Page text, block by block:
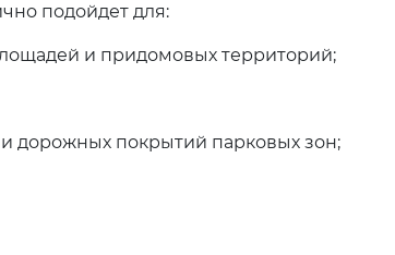
подойдет для:
и придомовых территорий;
дорожных покрытий парковых зон;